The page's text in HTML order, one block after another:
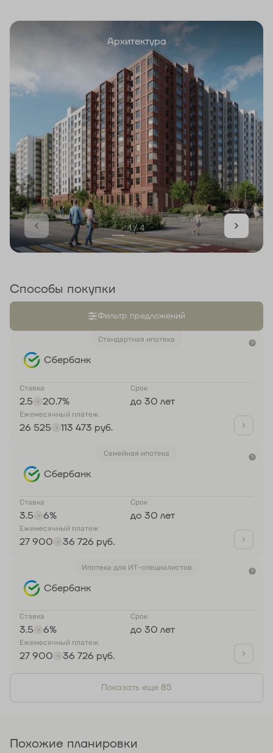
Архитектура
1 / 4
Способы покупки
Фильтр предложений
Стандартная ипотека
Сбербанк
Ставка
2.5 20.7%
Срок
до 30 лет
Ежемесячный платеж
26 525 113 473 руб.
Семейная ипотека
Сбербанк
Ставка
3.5 6%
Срок
до 30 лет
Ежемесячный платеж
27 900 36 726 руб.
Ипотека для ИТ-специалистов
Сбербанк
Ставка
3.5 6%
Срок
до 30 лет
Ежемесячный платеж
27 900 36 726 руб.
Показать еще 85
Похожие планировки